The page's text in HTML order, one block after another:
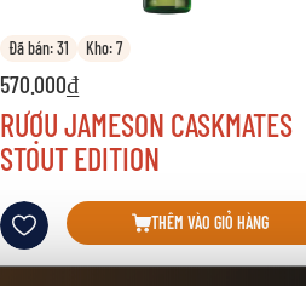
Đã bán: 31 Kho: 7
570.000₫
RƯỢU JAMESON CASKMATES
STOUT EDITION
Thêm vào danh sách yêu thích
THÊM VÀO GIỎ HÀNG